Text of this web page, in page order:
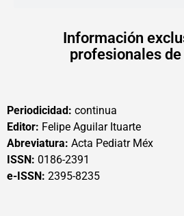
Información
profesionales de
Periodicidad: continua
Editor: Felipe Aguilar Ituarte
Abreviatura: Acta Pediatr Méx
ISSN: 0186-2391
e-ISSN: 2395-8235